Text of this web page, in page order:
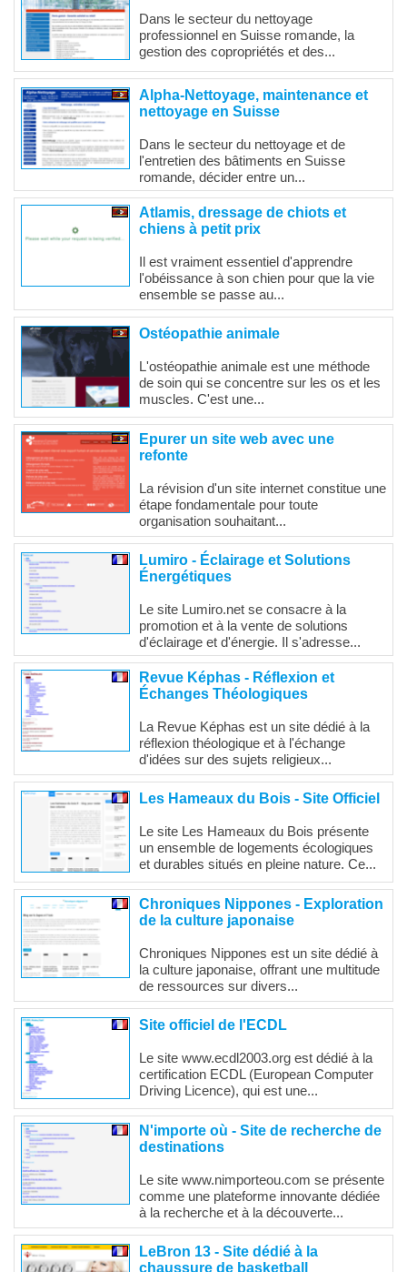
Dans le secteur du nettoyage
professionnel en Suisse romande, la
gestion des copropriétés et des...
Alpha-Nettoyage, maintenance et
nettoyage en Suisse
Dans le secteur du nettoyage et de
l'entretien des bâtiments en Suisse
romande, décider entre un...
Atlamis, dressage de chiots et
chiens à petit prix
Il est vraiment essentiel d'apprendre
l'obéissance à son chien pour que la vie
ensemble se passe au...
Ostéopathie animale
L'ostéopathie animale est une méthode
de soin qui se concentre sur les os et les
muscles. C'est une...
Epurer un site web avec une
refonte
La révision d'un site internet constitue une
étape fondamentale pour toute
organisation souhaitant...
Lumiro - Éclairage et Solutions
Énergétiques
Le site Lumiro.net se consacre à la
promotion et à la vente de solutions
d'éclairage et d'énergie. Il s'adresse...
Revue Képhas - Réflexion et
Échanges Théologiques
La Revue Képhas est un site dédié à la
réflexion théologique et à l'échange
d'idées sur des sujets religieux...
Les Hameaux du Bois - Site Officiel
Le site Les Hameaux du Bois présente
un ensemble de logements écologiques
et durables situés en pleine nature. Ce...
Chroniques Nippones - Exploration
de la culture japonaise
Chroniques Nippones est un site dédié à
la culture japonaise, offrant une multitude
de ressources sur divers...
Site officiel de l'ECDL
Le site www.ecdl2003.org est dédié à la
certification ECDL (European Computer
Driving Licence), qui est une...
N'importe où - Site de recherche de
destinations
Le site www.nimporteou.com se présente
comme une plateforme innovante dédiée
à la recherche et à la découverte...
LeBron 13 - Site dédié à la
chaussure de basketball